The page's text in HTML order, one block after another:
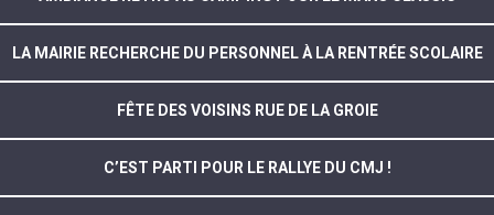
LA MAIRIE RECHERCHE DU PERSONNEL À LA RENTRÉE SCOLAIRE
FÊTE DES VOISINS RUE DE LA GROIE
C’EST PARTI POUR LE RALLYE DU CMJ !